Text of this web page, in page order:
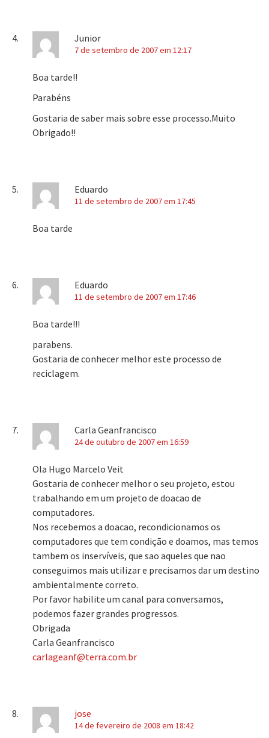
Junior
7 de setembro de 2007 em 12:17
Boa tarde!!
Parabéns
Gostaria de saber mais sobre esse processo.Muito
Obrigado!!
Eduardo
11 de setembro de 2007 em 17:45
Boa tarde
Eduardo
11 de setembro de 2007 em 17:46
Boa tarde!!!
parabens.
Gostaria de conhecer melhor este processo de
reciclagem.
Carla Geanfrancisco
24 de outubro de 2007 em 16:59
Ola Hugo Marcelo Veit
Gostaria de conhecer melhor o seu projeto, estou
trabalhando em um projeto de doacao de
computadores.
Nos recebemos a doacao, recondicionamos os
computadores que tem condição e doamos, mas temos
tambem os inservíveis, que sao aqueles que nao
conseguimos mais utilizar e precisamos dar um destino
ambientalmente correto.
Por favor habilite um canal para conversamos,
podemos fazer grandes progressos.
Obrigada
Carla Geanfrancisco
carlageanf@terra.com.br
jose
14 de fevereiro de 2008 em 18:42